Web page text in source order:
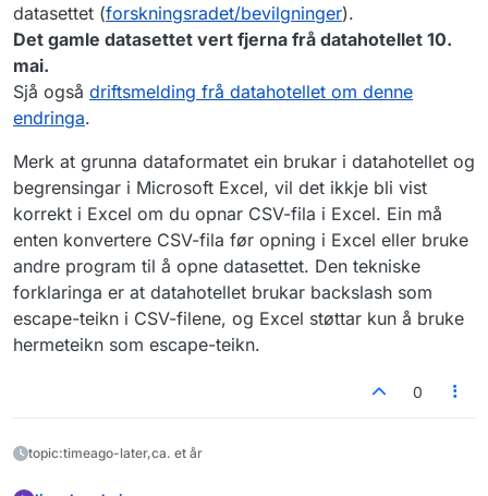
datasettet (forskningsradet/bevilgninger).
Det gamle datasettet vert fjerna frå datahotellet 10.
mai.
Sjå også driftsmelding frå datahotellet om denne
endringa.
Merk at grunna dataformatet ein brukar i datahotellet og
begrensingar i Microsoft Excel, vil det ikkje bli vist
korrekt i Excel om du opnar CSV-fila i Excel. Ein må
enten konvertere CSV-fila før opning i Excel eller bruke
andre program til å opne datasettet. Den tekniske
forklaringa er at datahotellet brukar backslash som
escape-teikn i CSV-filene, og Excel støttar kun å bruke
hermeteikn som escape-teikn.
0
topic:timeago-later,ca. et år